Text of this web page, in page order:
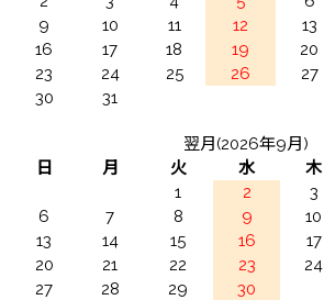
9
10 11 12 13
16
17 18 19 20
23
24 25 26 27
30
31
翌月(2026年9月)
日
月 火 水 木
1
2 3
6
7 8 9 10
13
14 15 16 17
20
21 22 23 24
27
28 29 30